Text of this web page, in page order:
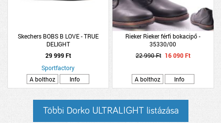
Skechers BOBS B LOVE - TRUE
DELIGHT
29 999 Ft
Sportfactory
A bolthoz
Info
Rieker Rieker férfi bokacipő -
35330/00
22 990 Ft 16 090 Ft
A bolthoz Info
Többi Dorko ULTRALIGHT listázása